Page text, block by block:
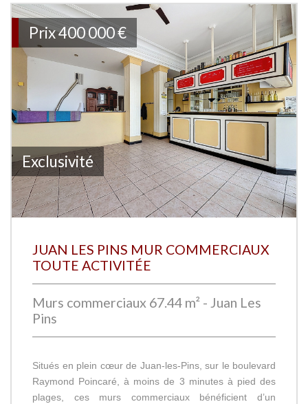
Exclusivité
Prix400 000 €
JUAN LES PINS MUR COMMERCIAUX
TOUTE ACTIVITÉE
Murs commerciaux 67.44 m² - Juan Les
Pins
Situés en plein cœur de Juan-les-Pins, sur le boulevard
Raymond Poincaré, à moins de 3 minutes à pied des
plages, ces murs commerciaux bénéficient d’un